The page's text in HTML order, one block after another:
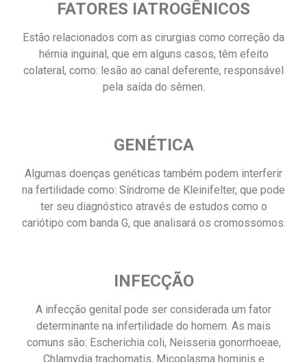
FATORES IATROGÊNICOS
Estão relacionados com as cirurgias como correção da
hérnia inguinal, que em alguns casos, têm efeito
colateral, como: lesão ao canal deferente, responsável
pela saída do sêmen.
GENÉTICA
Algumas doenças genéticas também podem interferir
na fertilidade como: Síndrome de Kleinifelter, que pode
ter seu diagnóstico através de estudos como o
cariótipo com banda G, que analisará os cromossomos.
INFECÇÃO
A infecção genital pode ser considerada um fator
determinante na infertilidade do homem. As mais
comuns são: Escherichia coli, Neisseria gonorrhoeae,
Chlamydia trachomatis, Micoplasma hominis e